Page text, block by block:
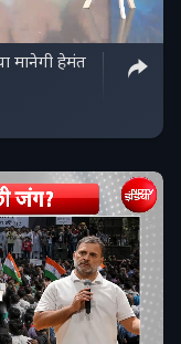
मानेगी हेमंत